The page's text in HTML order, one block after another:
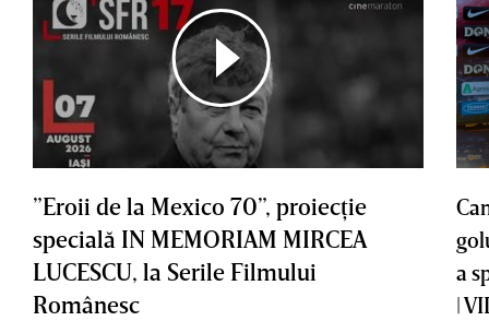
”Eroii de la Mexico 70”, proiecţie
specială IN MEMORIAM MIRCEA
LUCESCU, la Serile Filmului
Românesc
a
|